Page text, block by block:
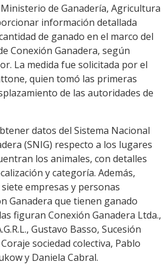
Link
de Ganadería, Agricultura
información detallada
de ganado en el marco del
Conexión Ganadera, según
La medida fue solicitada por el
quien tomó las primeras
de las autoridades de
datos del Sistema Nacional
(SNIG) respecto a los lugares
los animales, con detalles
y categoría. Además,
empresas y personas
Ganadera que tienen ganado
figuran Conexión Ganadera Ltda.,
Gustavo Basso, Sucesión
sociedad colectiva, Pablo
y Daniela Cabral.